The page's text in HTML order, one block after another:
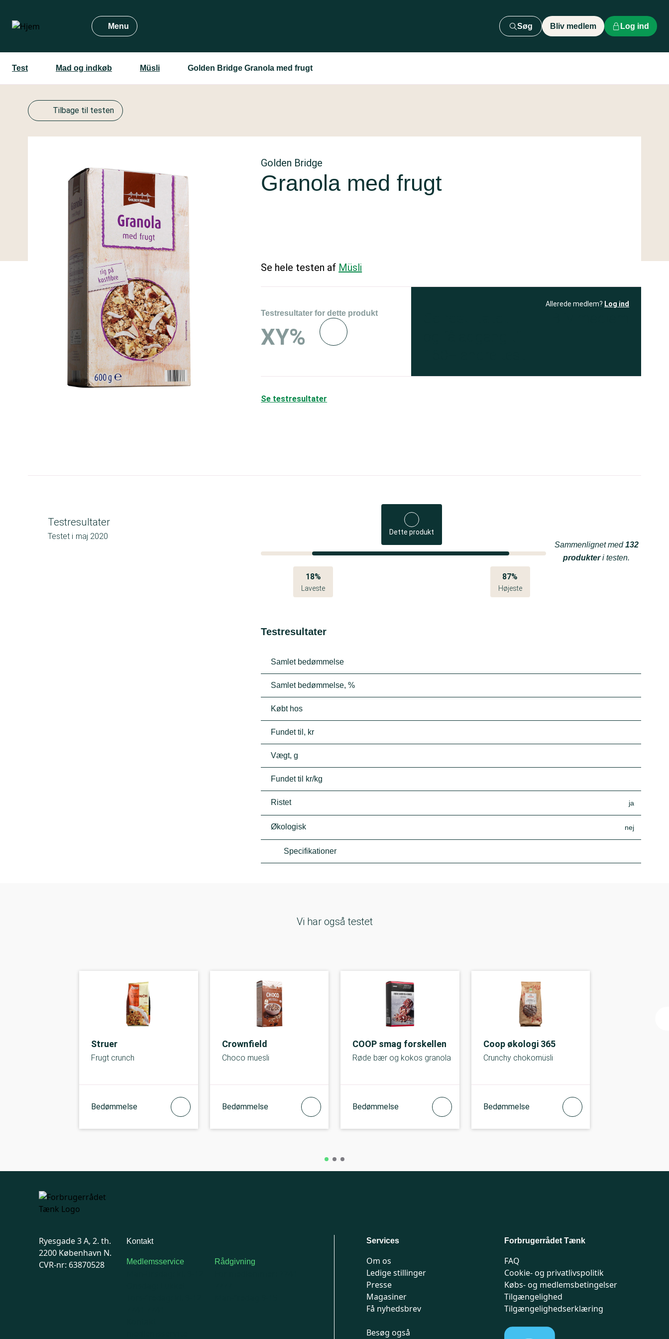
hovedindhold
Menu Søg Bliv medlem Log ind
Test Mad og indkøb Müsli Golden Bridge Granola med frugt
Tilbage til testen
Golden Bridge
Granola med frugt
Se hele testen af Müsli
Testresultater for dette produkt
XY%
Allerede medlem? Log ind
Se testresultater
Testresultater
Testet i maj 2020 Dette produkt
18%
Laveste
87%
Højeste
Sammenlignet med132
produkteri testen.
Testresultater
Samlet bedømmelse
Samlet bedømmelse, %
Købt hos
Fundet til, kr
Vægt, g
Fundet til kr/kg
Ristet ja
Økologisk nej
Specifikationer
Vi har også testet
Struer
Frugt crunch
Bedømmelse
Crownfield
Choco muesli
Bedømmelse
COOP smag forskellen
Røde bær og kokos granola
Bedømmelse
Coop økologi 365
Crunchy chokomüsli
Bedømmelse
Ryesgade 3 A, 2. th.
2200 København N.
CVR-nr: 63870528
Kontakt
Medlemsservice Rådgivning
Services
Om os
Ledige stillinger
Presse
Magasiner
Få nyhedsbrev
Besøg også
Forbrugerrådet Tænk
FAQ
Cookie- og privatlivspolitik
Købs- og medlemsbetingelser
Tilgængelighed
Tilgængelighedserklæring